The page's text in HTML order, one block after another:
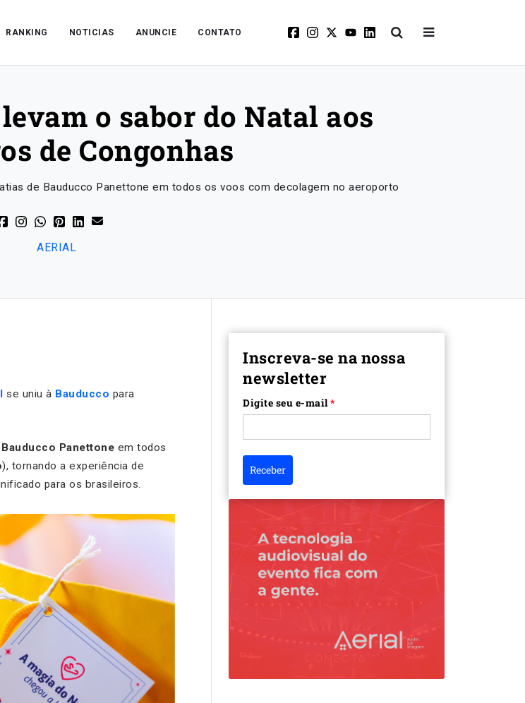
RANKING NOTICIAS ANUNCIE CONTATO
o sabor do Natal aos
de Congonhas
de Bauducco Panettone em todos os voos com decolagem no aeroporto
se uniu à Bauducco para
Panettone em todos
), tornando a experiência de
para os brasileiros.
Inscreva-se na nossa
newsletter
Digite seu e-mail*
Receber